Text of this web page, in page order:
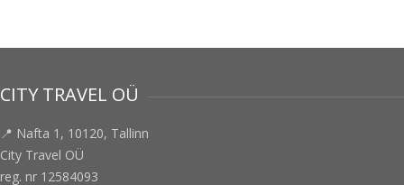
CITY TRAVEL OÜ
📍 Nafta 1, 10120, Tallinn
City Travel OÜ
reg. nr 12584093